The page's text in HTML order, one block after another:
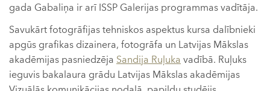
gada Gabaliņa ir arī ISSP Galerijas programmas vadītāja.
Savukārt fotogrāfijas tehniskos aspektus kursa dalībnieki
apgūs grafikas dizainera, fotogrāfa un Latvijas Mākslas
akadēmijas pasniedzēja Sandija Ruļukavadībā. Ruļuks
ieguvis bakalaura grādu Latvijas Mākslas akadēmijas